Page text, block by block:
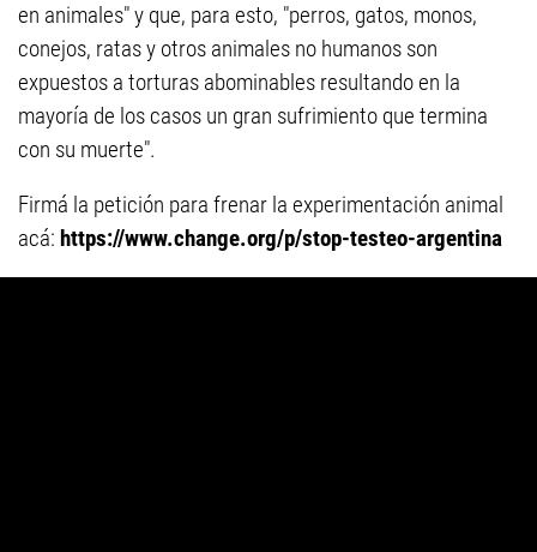
en animales" y que, para esto, "perros, gatos, monos,
conejos, ratas y otros animales no humanos son
expuestos a torturas abominables resultando en la
mayoría de los casos un gran sufrimiento que termina
con su muerte".
Firmá la petición para frenar la experimentación animal
acá: https://www.change.org/p/stop-testeo-argentina